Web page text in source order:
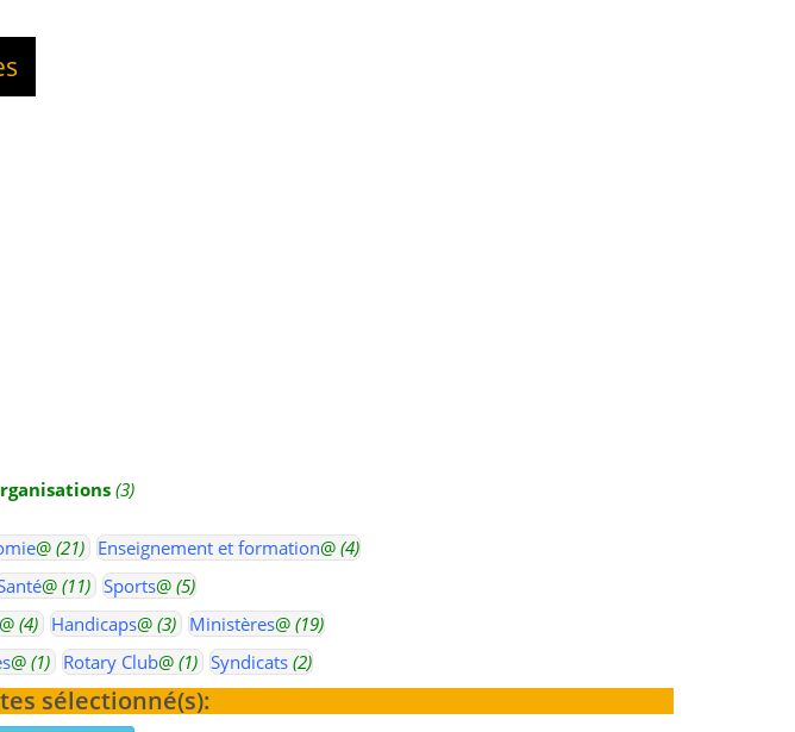
(3)
@ (21) Enseignement et formation@ (4)
@ (11) Sports@ (5)
(4) Handicaps@ (3) Ministères@ (19)
@ (1) Rotary Club@ (1) Syndicats (2)
sélectionné(s):